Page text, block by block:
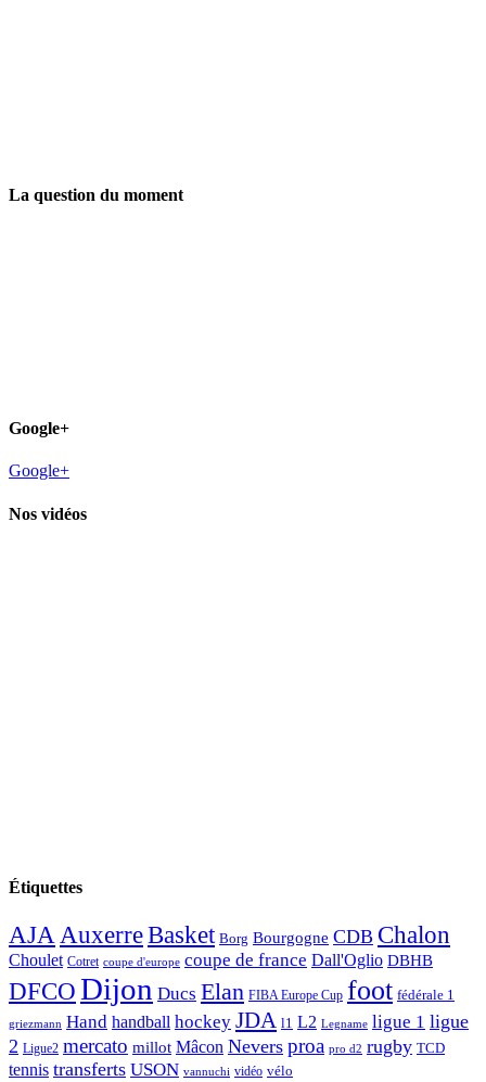
La question du moment
Google+
Google+
Nos vidéos
Étiquettes
AJAAuxerreBasket Borg Bourgogne CDB Chalon
Choulet Cotret coupe d'europe coupe de france Dall'Oglio DBHB
DFCODijon Ducs Elan FIBA Europe Cup foot fédérale 1
griezmann Hand handball hockey JDA l1 L2 Legname ligue 1 ligue
2 Ligue2 mercato millot Mâcon Nevers proa pro d2 rugby TCD
tennis transferts USON vannuchi vidéo vélo